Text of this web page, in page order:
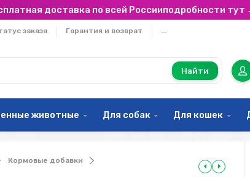
доставка по всей Россииподробности тут
заказа Гарантия и возврат ...
Найти
животные Для собак Для кошек
Кормовые добавки